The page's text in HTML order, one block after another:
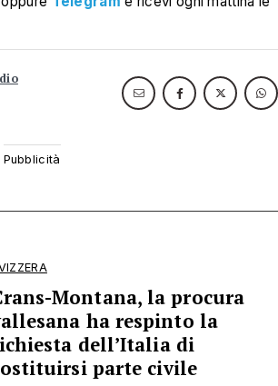
Montana, la procura
ha respinto la
dell’Italia di
parte civile